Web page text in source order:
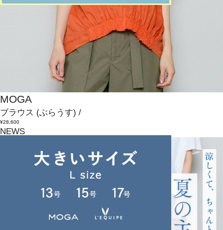
MOGA
ブラウス (ぶらうす) /
¥28,600
NEWS